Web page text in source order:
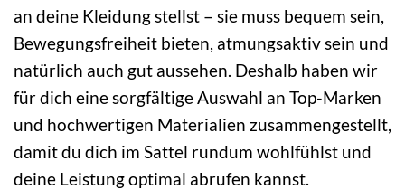
an deine Kleidung stellst – sie muss bequem sein,
Bewegungsfreiheit bieten, atmungsaktiv sein und
natürlich auch gut aussehen. Deshalb haben wir
für dich eine sorgfältige Auswahl an Top-Marken
und hochwertigen Materialien zusammengestellt,
damit du dich im Sattel rundum wohlfühlst und
deine Leistung optimal abrufen kannst.